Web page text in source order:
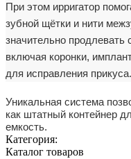
При этом ирригатор
зубной щётки и нити
значительно
включая коронки,
для исправления прикуса.
Уникальная система
как штатный контейнер
емкость.
Категория:
Каталог товаров